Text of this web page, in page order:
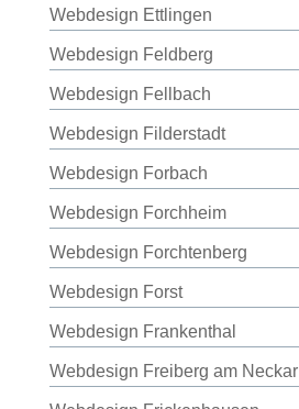
Webdesign Ettlingen
Webdesign Feldberg
Webdesign Fellbach
Webdesign Filderstadt
Webdesign Forbach
Webdesign Forchheim
Webdesign Forchtenberg
Webdesign Forst
Webdesign Frankenthal
Webdesign Freiberg am Neckar